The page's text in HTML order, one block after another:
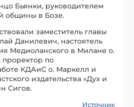
Бьянки, руководителем
общины в Бозе.
заместитель главы
Данилевич, настоятель
Медиоланского в Милане о.
по
КДАиС о. Маркелл и
издательства «Дух и
Сигов.
Источник